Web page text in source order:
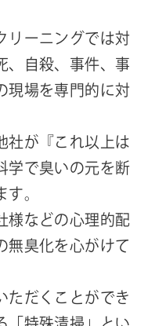
リーニングでは対
、自殺、事件、事
現場を専門的に対
社が『これ以上は
学で臭いの元を断
。
様などの心理的配
無臭化を心がけて
ただくことができ
「特殊清掃」とい